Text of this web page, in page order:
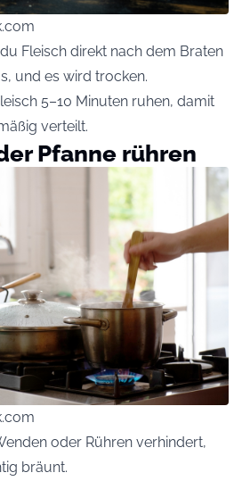
Fleisch direkt nach dem Braten
und es wird trocken.
5–10 Minuten ruhen, damit
verteilt.
Pfanne rühren
oder Rühren verhindert,
bräunt.